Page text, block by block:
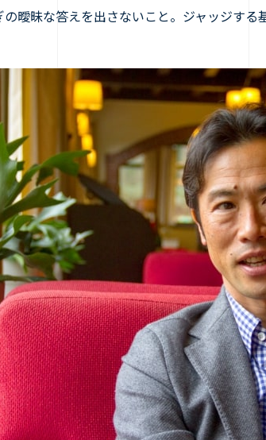
曖昧な答えを出さないこと。ジャッジする